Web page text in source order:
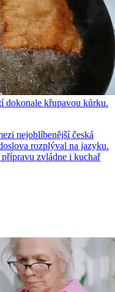
dokonale křupavou kůrku.
nejoblíbenější česká
rozplýval na jazyku.
zvládne i kuchař